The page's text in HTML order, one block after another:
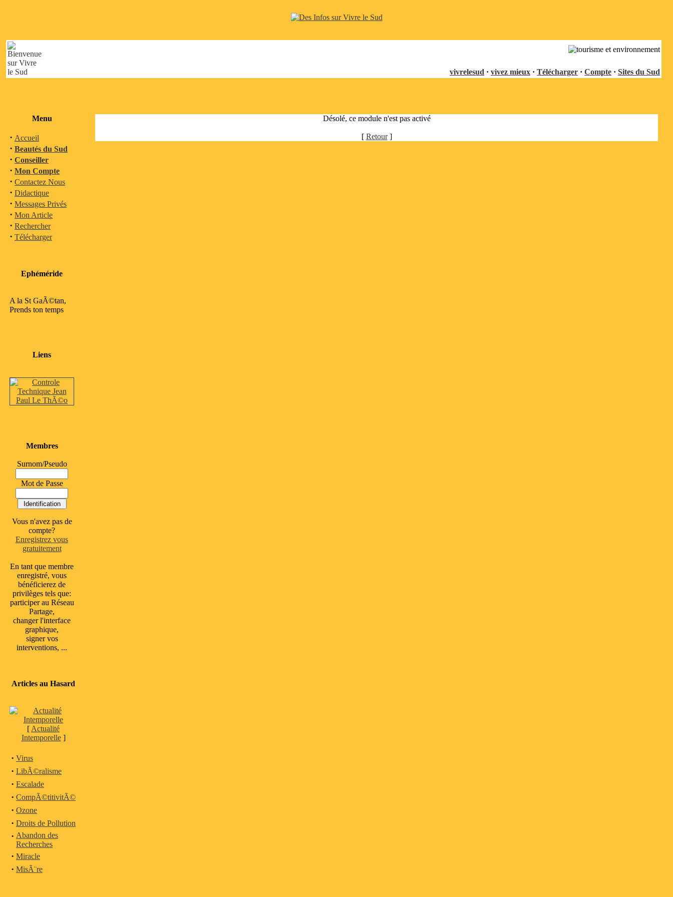
vivrelesud · vivez mieux · Télécharger · Compte · Sites du Sud
Menu
· Accueil
· Beautés du Sud
· Conseiller
· Mon Compte
· Contactez Nous
· Didactique
· Messages Privés
· Mon Article
· Rechercher
· Télécharger
Ephéméride
A la St GaÃ©tan,
Prends ton temps
Liens
Membres
Surnom/Pseudo
Mot de Passe
Vous n'avez pas de
compte?
Enregistrez vous
gratuitement
En tant que membre
enregistré, vous
bénéficierez de
privilèges tels que:
participer au Réseau
Partage,
changer l'interface
graphique,
signer vos
interventions, ...
Articles au Hasard
[ Actualité
Intemporelle]
· Virus
· LibÃ©ralisme
· Escalade
· CompÃ©titivitÃ©
· Ozone
· Droits de Pollution
· Abandon des
Recherches
· Miracle
· MisÃ¨re
Désolé, ce module n'est pas activé
[ Retour]